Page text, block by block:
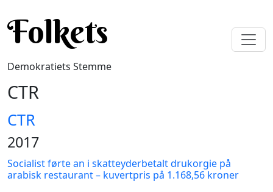
Folkets
Demokratiets Stemme
CTR
CTR
2017
Socialist førte an i skatteyderbetalt drukorgie på
arabisk restaurant – kuvertpris på 1.168,56 kroner